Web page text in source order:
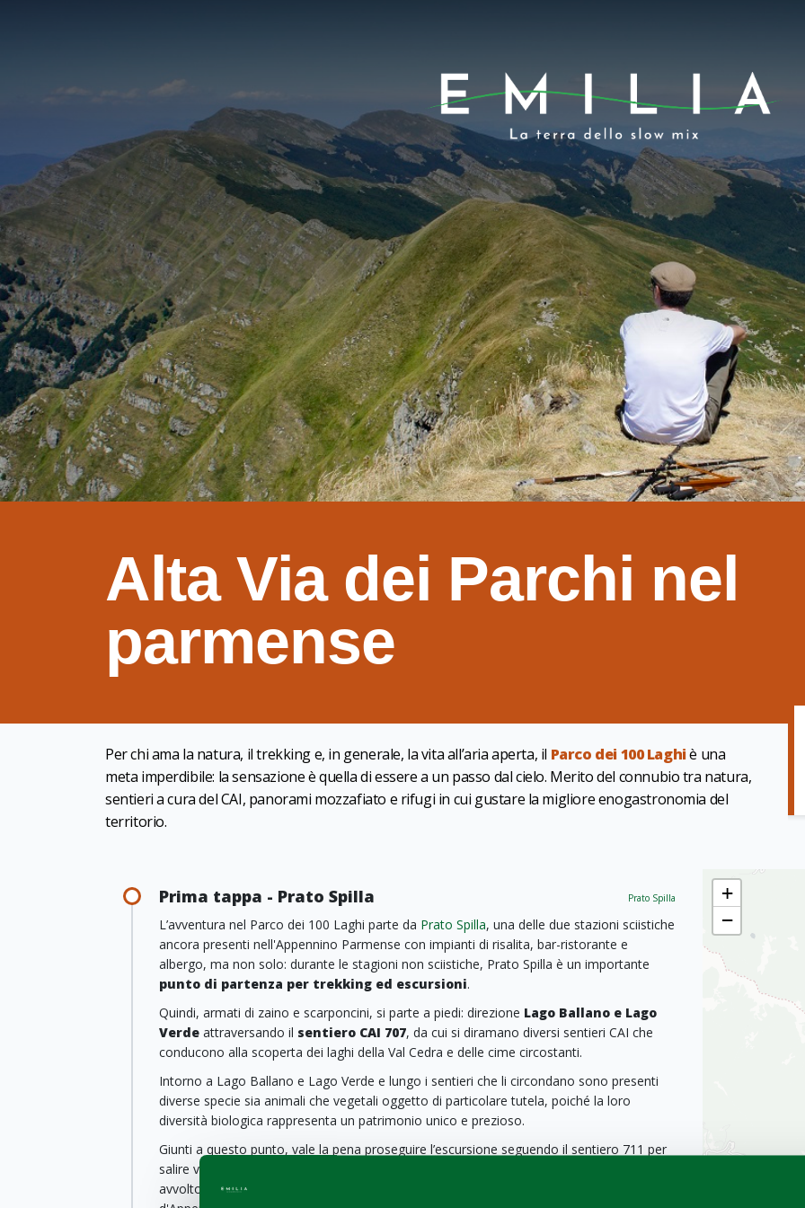
Alta Via dei Parchi nel
parmense
Per chi ama la natura, il trekking e, in generale, la vita all’aria aperta, il Parco dei 100 Laghiè una
meta imperdibile: la sensazione è quella di essere a un passo dal cielo. Merito del connubio tra natura,
sentieri a cura del CAI, panorami mozzafiato e rifugi in cui gustare la migliore enogastronomia del
territorio.
Prima tappa - Prato Spilla Prato Spilla
L’avventura nel Parco dei 100 Laghi parte da Prato Spilla, una delle due stazioni sciistiche
ancora presenti nell'Appennino Parmense con impianti di risalita, bar-ristorante e
albergo, ma non solo: durante le stagioni non sciistiche, Prato Spilla è un importante
punto di partenza per trekking ed escursioni.
Quindi, armati di zaino e scarponcini, si parte a piedi: direzione Lago Ballano e Lago
Verde attraversando il sentiero CAI 707, da cui si diramano diversi sentieri CAI che
conducono alla scoperta dei laghi della Val Cedra e delle cime circostanti.
Intorno a Lago Ballano e Lago Verde e lungo i sentieri che li circondano sono presenti
diverse specie sia animali che vegetali oggetto di particolare tutela, poiché la loro
diversità biologica rappresenta un patrimonio unico e prezioso.
Giunti a questo punto, vale la pena proseguire l’escursione seguendo il sentiero 711 per
salire verso il piccolo e incontaminato
avvolto da una faggeta, dove vento, neve e intemperie hanno reso questo scorcio
+
−